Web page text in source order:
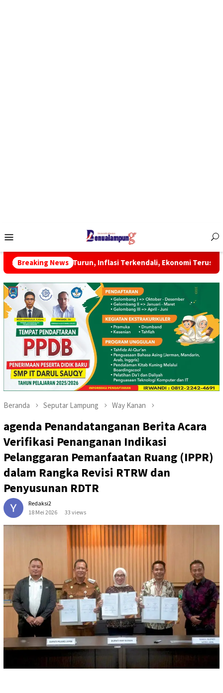
Mobile
Breaking News
Inflasi Terkendali, Ekonomi Terus Tumbuh BPS:
Beranda Seputar Lampung Way Kanan
agenda Penandatanganan Berita Acara
Verifikasi Penanganan Indikasi
Pelanggaran Pemanfaatan Ruang (IPPR)
dalam Rangka Revisi RTRW dan
Penyusunan RDTR
Redaksi2
18 Mei 2026
33 views